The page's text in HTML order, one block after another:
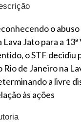
o
Lava Jato para a
o STF decidiu
Rio de Janeiro na
a livre
às ações